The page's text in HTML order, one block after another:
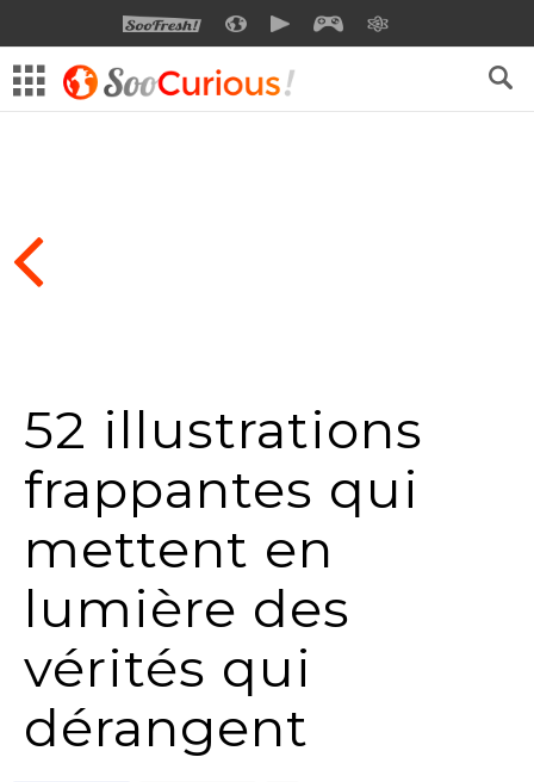
SOOFRESHSOOCURIOUSSOOMOTIONSOOGEEK
52 illustrations
frappantes qui
mettent en
lumière des
vérités qui
dérangent